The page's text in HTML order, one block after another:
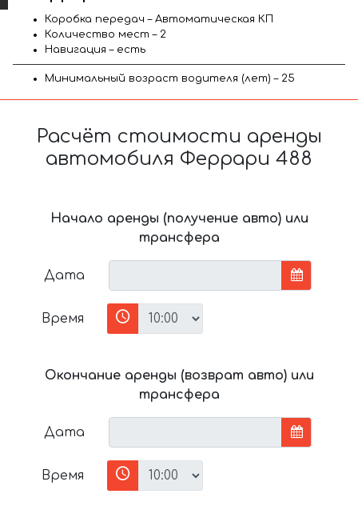
Коробка передач – Автоматическая КП
Количество мест – 2
Навигация – есть
Минимальный возраст водителя (лет) – 25
Расчёт стоимости аренды
автомобиля Феррари 488
Начало аренды (получение авто) или
трансфера
Дата
Время
Окончание аренды (возврат авто) или
трансфера
Дата
Время